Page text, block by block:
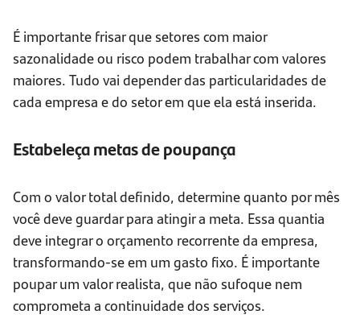
É importante frisar que setores com maior
sazonalidade ou risco podem trabalhar com valores
maiores. Tudo vai depender das particularidades de
cada empresa e do setor em que ela está inserida.
Estabeleça metas de poupança
Com o valor total definido, determine quanto por mês
você deve guardar para atingir a meta. Essa quantia
deve integrar o orçamento recorrente da empresa,
transformando-se em um gasto fixo. É importante
poupar um valor realista, que não sufoque nem
comprometa a continuidade dos serviços.